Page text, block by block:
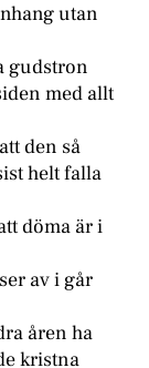
utan
gudstron
med allt
den så
helt falla
döma är i
av i går
åren ha
kristna